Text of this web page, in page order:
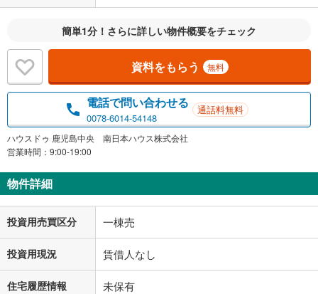
簡単1分！さらに詳しい物件概要をチェック
資料をもらう 無料
電話で問い合わせる
0078-6014-54148
通話料無料
ハウスドゥ 鹿児島中央 南日本ハウス株式会社
営業時間：9:00-19:00
物件詳細
投資用売買区分 一棟売
投資用現況 賃借人なし
住宅履歴情報 未保有